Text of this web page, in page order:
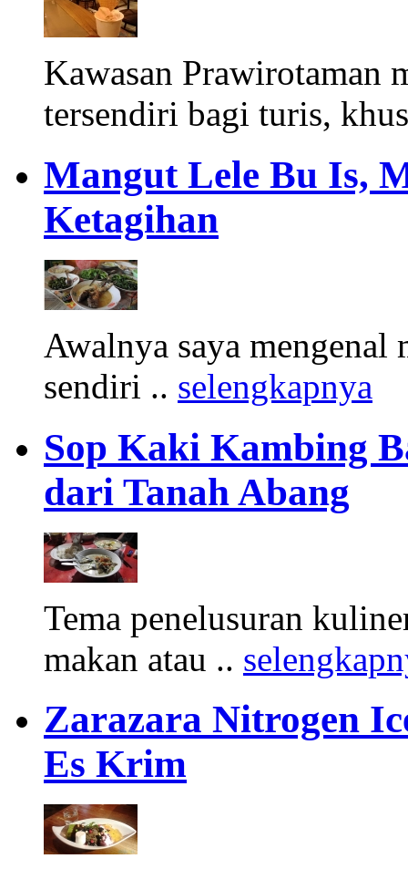
Kawasan Prawirotaman
tersendiri bagi turis,
Mangut Lele Bu Is,
Ketagihan
Awalnya saya mengenal
sendiri .. selengkapnya
Sop Kaki Kambing
dari Tanah Abang
Tema penelusuran
makan atau ..
Zarazara Nitrogen
Es Krim